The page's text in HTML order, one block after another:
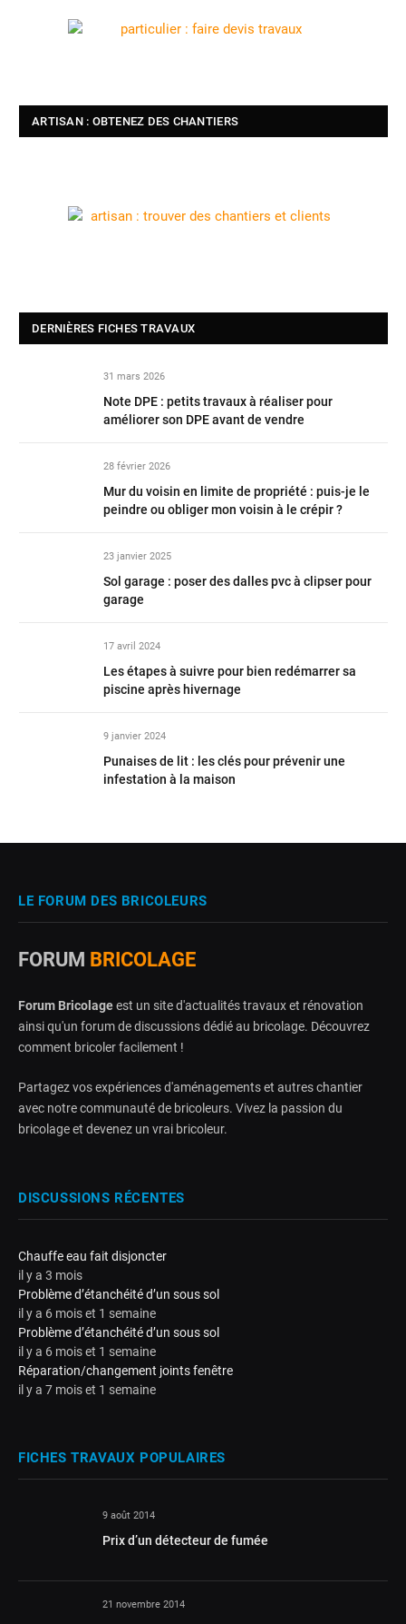
ARTISAN : OBTENEZ DES CHANTIERS
DERNIÈRES FICHES TRAVAUX
31 mars 2026
Note DPE : petits travaux à réaliser pour
améliorer son DPE avant de vendre
28 février 2026
Mur du voisin en limite de propriété : puis-je le
peindre ou obliger mon voisin à le crépir ?
23 janvier 2025
Sol garage : poser des dalles pvc à clipser pour
garage
17 avril 2024
Les étapes à suivre pour bien redémarrer sa
piscine après hivernage
9 janvier 2024
Punaises de lit : les clés pour prévenir une
infestation à la maison
LE FORUM DES BRICOLEURS
FORUM BRICOLAGE
Forum Bricolageest un site d'actualités travaux et rénovation
ainsi qu'un forum de discussions dédié au bricolage. Découvrez
comment bricoler facilement !
Partagez vos expériences d'aménagements et autres chantier
avec notre communauté de bricoleurs. Vivez la passion du
bricolage et devenez un vrai bricoleur.
DISCUSSIONS RÉCENTES
Chauffe eau fait disjoncter
il y a 3 mois
Problème d’étanchéité d’un sous sol
il y a 6 mois et 1 semaine
Problème d’étanchéité d’un sous sol
il y a 6 mois et 1 semaine
Réparation/changement joints fenêtre
il y a 7 mois et 1 semaine
FICHES TRAVAUX POPULAIRES
9 août 2014
Prix d’un détecteur de fumée
21 novembre 2014